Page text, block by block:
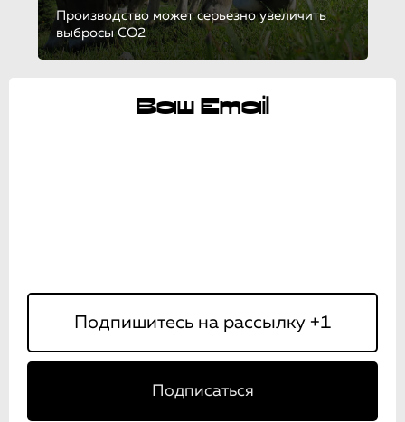
Производство может серьезно увеличить
выбросы CO2
Ваш Email
Подписаться